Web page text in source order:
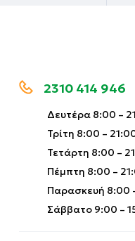
2310 414 946
Δευτέρα 8:00 –
Τρίτη 8:00 –
Τετάρτη 8:00 –
Πέμπτη 8:00 –
Παρασκευή 8:00
Σάββατο 9:00 –